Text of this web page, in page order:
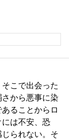
こで出会った
から悪事に染
ることからロ
は不安、恐
られない。そ